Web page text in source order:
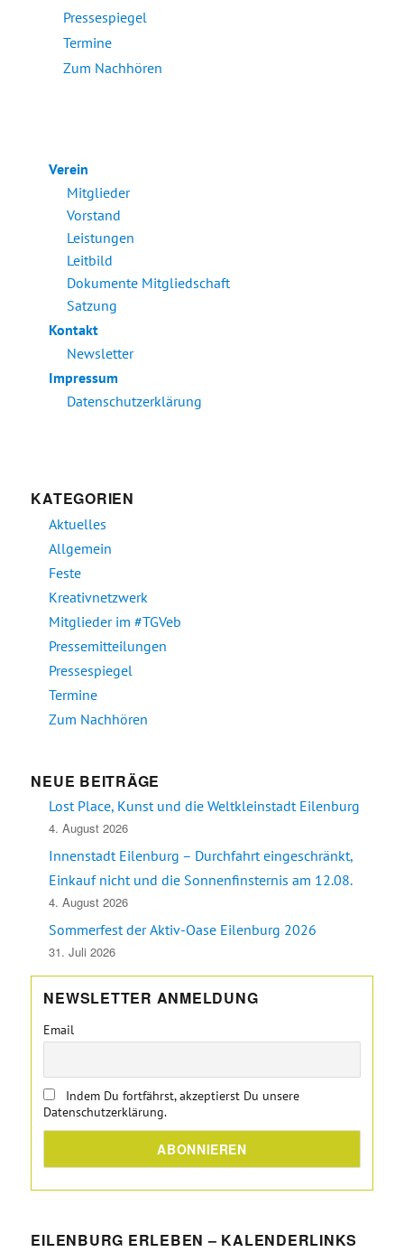
Pressespiegel
Termine
Zum Nachhören
Verein
Mitglieder
Vorstand
Leistungen
Leitbild
Dokumente Mitgliedschaft
Satzung
Kontakt
Newsletter
Impressum
Datenschutzerklärung
KATEGORIEN
Aktuelles
Allgemein
Feste
Kreativnetzwerk
Mitglieder im #TGVeb
Pressemitteilungen
Pressespiegel
Termine
Zum Nachhören
NEUE BEITRÄGE
Lost Place, Kunst und die Weltkleinstadt Eilenburg
4. August 2026
Innenstadt Eilenburg – Durchfahrt eingeschränkt,
Einkauf nicht und die Sonnenfinsternis am 12.08.
4. August 2026
Sommerfest der Aktiv-Oase Eilenburg 2026
31. Juli 2026
NEWSLETTER ANMELDUNG
Email
Indem Du fortfährst, akzeptierst Du unsere
Datenschutzerklärung.
EILENBURG ERLEBEN – KALENDERLINKS